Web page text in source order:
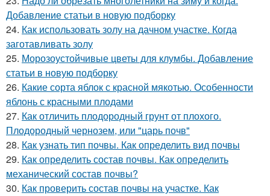
Добавление статьи в новую подборку
24. Как использовать золу на дачном участке. Когда
заготавливать золу
25. Морозоустойчивые цветы для клумбы. Добавление
статьи в новую подборку
26. Какие сорта яблок с красной мякотью. Особенности
яблонь с красными плодами
27. Как отличить плодородный грунт от плохого.
Плодородный чернозем, или "царь почв"
28. Как узнать тип почвы. Как определить вид почвы
29. Как определить состав почвы. Как определить
механический состав почвы?
30. Как проверить состав почвы на участке. Как